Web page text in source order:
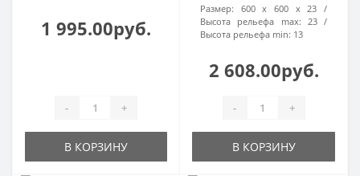
1 995.00руб.
- +
В КОРЗИНУ
Размер:
600 х 600 х 23
Высота рельефа max: 23
Высота рельефа min: 13
2 608.00руб.
- +
В КОРЗИНУ